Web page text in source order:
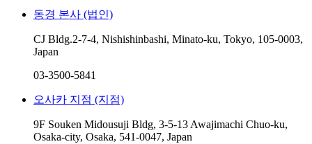
동경 본사 (법인)
CJ Bldg.2-7-4, Nishishinbashi, Minato-ku, Tokyo, 105-0003,
Japan
03-3500-5841
오사카 지점 (지점)
9F Souken Midousuji Bldg, 3-5-13 Awajimachi Chuo-ku,
Osaka-city, Osaka, 541-0047, Japan